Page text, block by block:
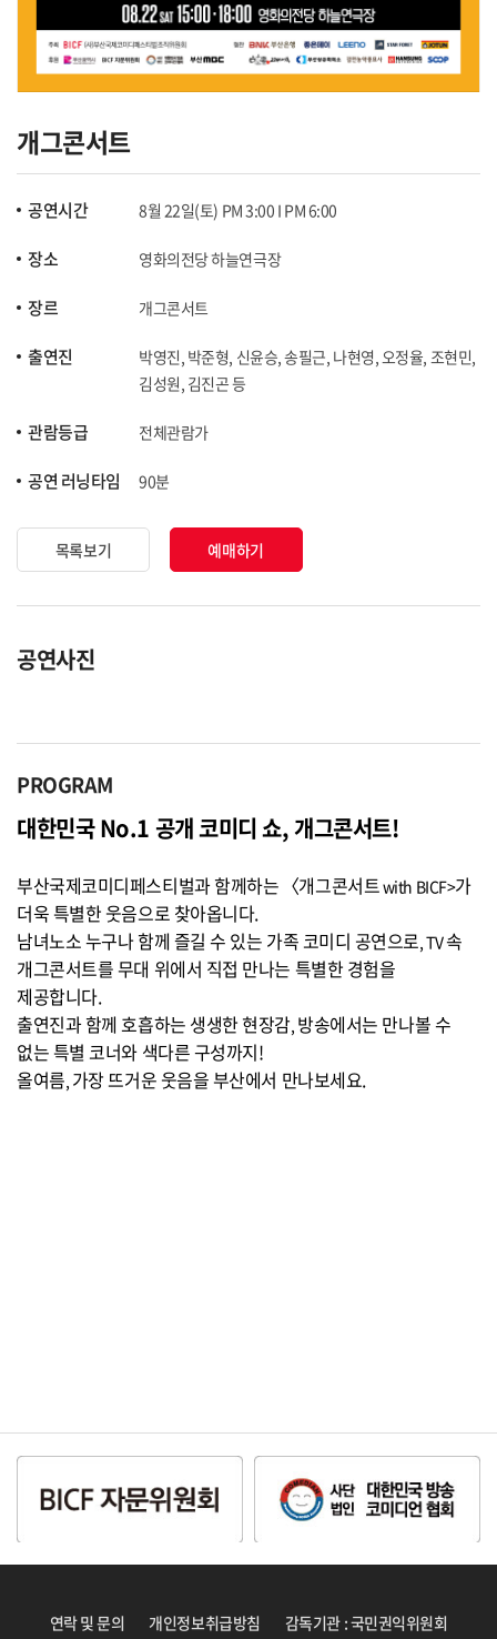
개그콘서트
공연시간 8월 22일(토) PM 3:00 I PM 6:00
장소 영화의전당 하늘연극장
장르 개그콘서트
출연진
박영진, 박준형, 신윤승, 송필근, 나현영, 오정율, 조현민,
김성원, 김진곤 등
관람등급 전체관람가
공연 러닝타임 90분
목록보기 예매하기
공연사진
PROGRAM
대한민국No.1 공개 코미디 쇼, 개그콘서트!
부산국제코미디페스티벌과 함께하는 〈개그콘서트with BICF>가
더욱 특별한 웃음으로 찾아옵니다.
남녀노소 누구나 함께 즐길 수 있는 가족 코미디 공연으로, TV속
개그콘서트를 무대 위에서 직접 만나는 특별한 경험을
제공합니다.
출연진과 함께 호흡하는 생생한 현장감, 방송에서는 만나볼 수
없는 특별 코너와 색다른 구성까지!
올여름, 가장 뜨거운 웃음을 부산에서 만나보세요.
연락 및 문의 개인정보취급방침 감독기관 : 국민권익위원회